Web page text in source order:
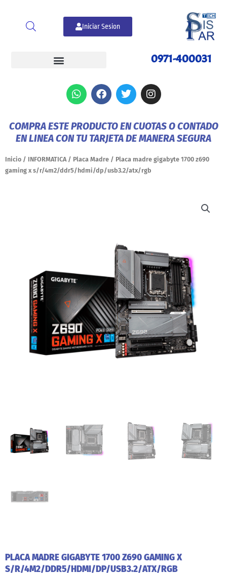
contenido
Iniciar Sesion
0971-400031
W
h
s
a
p
F
a
b
o
k
T
w
t
e
I
n
a
g
a
m
COMPRA ESTE PRODUCTO EN CUOTAS O CONTADO
EN LINEA CON TU TARJETA DE MANERA SEGURA
Inicio / INFORMATICA / Placa Madre / Placa madre gigabyte 1700 z690
gaming x s/r/4m2/ddr5/hdmi/dp/usb3.2/atx/rgb
PLACA MADRE GIGABYTE 1700 Z690 GAMING X
S/R/4M2/DDR5/HDMI/DP/USB3.2/ATX/RGB